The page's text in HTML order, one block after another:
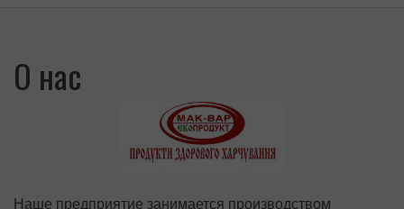
О нас
Наше предприятие занимается производством